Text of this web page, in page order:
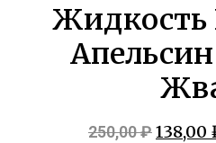
Жидкость
250,00₽138,00